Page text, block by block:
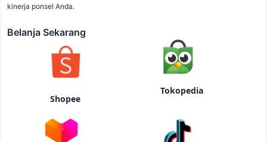
kinerja ponsel Anda.
Belanja Sekarang
Shopee
Tokopedia